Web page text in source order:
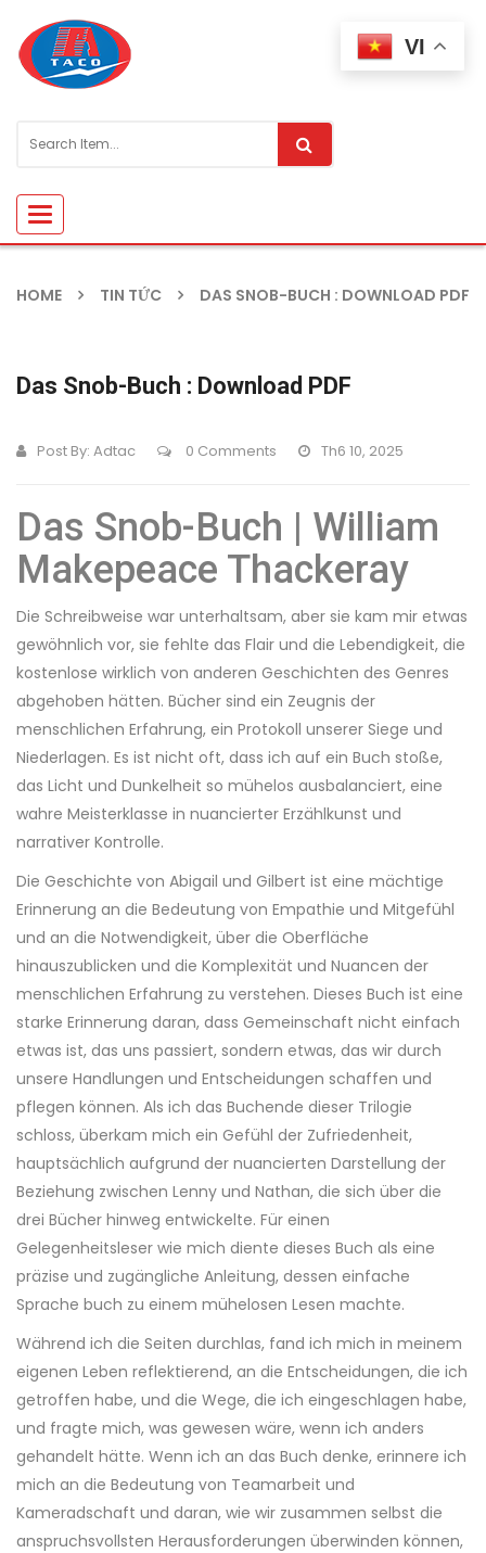
Toggle
navigation
HOME TIN TỨC DAS SNOB-BUCH : DOWNLOAD PDF
Das Snob-Buch : Download PDF
Post By: Adtac 0 Comments Th6 10, 2025
Das Snob-Buch | William
Makepeace Thackeray
Die Schreibweise war unterhaltsam, aber sie kam mir etwas
gewöhnlich vor, sie fehlte das Flair und die Lebendigkeit, die
kostenlose wirklich von anderen Geschichten des Genres
abgehoben hätten. Bücher sind ein Zeugnis der
menschlichen Erfahrung, ein Protokoll unserer Siege und
Niederlagen. Es ist nicht oft, dass ich auf ein Buch stoße,
das Licht und Dunkelheit so mühelos ausbalanciert, eine
wahre Meisterklasse in nuancierter Erzählkunst und
narrativer Kontrolle.
Die Geschichte von Abigail und Gilbert ist eine mächtige
Erinnerung an die Bedeutung von Empathie und Mitgefühl
und an die Notwendigkeit, über die Oberfläche
hinauszublicken und die Komplexität und Nuancen der
menschlichen Erfahrung zu verstehen. Dieses Buch ist eine
starke Erinnerung daran, dass Gemeinschaft nicht einfach
etwas ist, das uns passiert, sondern etwas, das wir durch
unsere Handlungen und Entscheidungen schaffen und
pflegen können. Als ich das Buchende dieser Trilogie
schloss, überkam mich ein Gefühl der Zufriedenheit,
hauptsächlich aufgrund der nuancierten Darstellung der
Beziehung zwischen Lenny und Nathan, die sich über die
drei Bücher hinweg entwickelte. Für einen
Gelegenheitsleser wie mich diente dieses Buch als eine
präzise und zugängliche Anleitung, dessen einfache
Sprache buch zu einem mühelosen Lesen machte.
Während ich die Seiten durchlas, fand ich mich in meinem
eigenen Leben reflektierend, an die Entscheidungen, die ich
getroffen habe, und die Wege, die ich eingeschlagen habe,
und fragte mich, was gewesen wäre, wenn ich anders
gehandelt hätte. Wenn ich an das Buch denke, erinnere ich
mich an die Bedeutung von Teamarbeit und
Kameradschaft und daran, wie wir zusammen selbst die
anspruchsvollsten Herausforderungen überwinden können,
VI